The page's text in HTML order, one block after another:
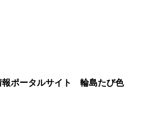
らめき（アルバム） 今日の白米千枚田
報ポータルサイト 輪島たび色